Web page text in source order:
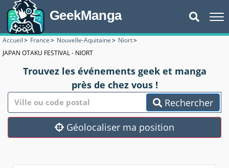
GeekManga
Accueil> France> Nouvelle-Aquitaine> Niort>
JAPAN OTAKU FESTIVAL - NIORT
Trouvez les événements geek et manga
près de chez vous !
Rechercher
Géolocaliser ma position